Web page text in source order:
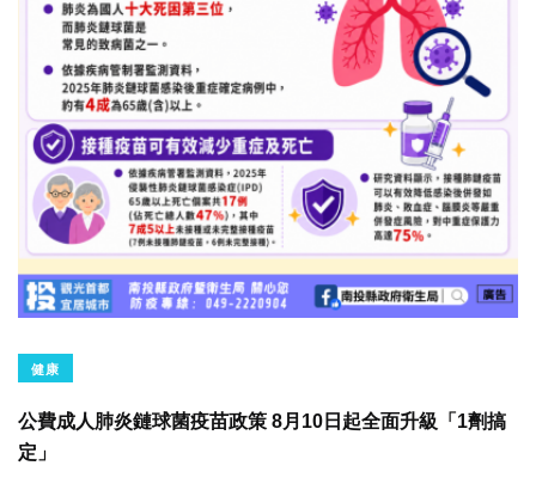
健康
公費成人肺炎鏈球菌疫苗政策 8月10日起全面升級「1劑搞
定」